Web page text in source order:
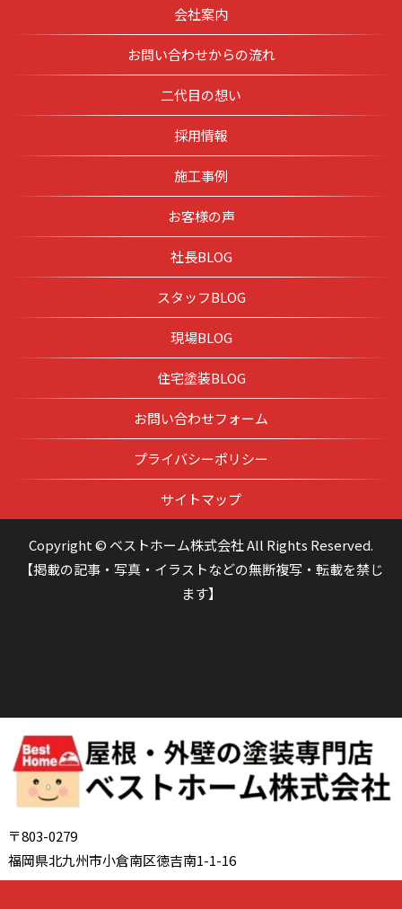
会社案内
お問い合わせからの流れ
二代目の想い
採用情報
施工事例
お客様の声
社長BLOG
スタッフBLOG
現場BLOG
住宅塗装BLOG
お問い合わせフォーム
プライバシーポリシー
サイトマップ
Copyright © ベストホーム株式会社 All Rights Reserved.
【掲載の記事・写真・イラストなどの無断複写・転載を禁じ
ます】
〒803-0279
福岡県北九州市小倉南区徳吉南1-1-16